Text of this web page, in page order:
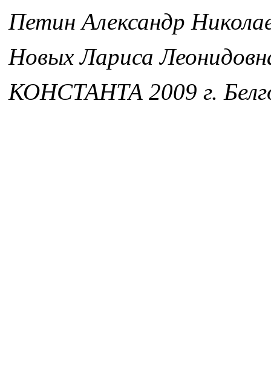
Петин Александр
Новых Лариса
КОНСТАНТА 2009 г.